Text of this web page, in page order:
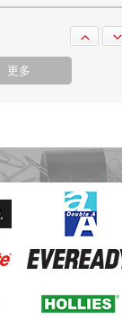
鐳射打印機 A4
更多